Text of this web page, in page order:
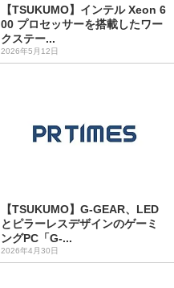
【TSUKUMO】インテル Xeon 6
00 プロセッサーを搭載したワー
クステー...
2026年5月12日
【TSUKUMO】G-GEAR、LED
とピラーレスデザインのゲーミ
ングPC「G-...
2026年4月30日